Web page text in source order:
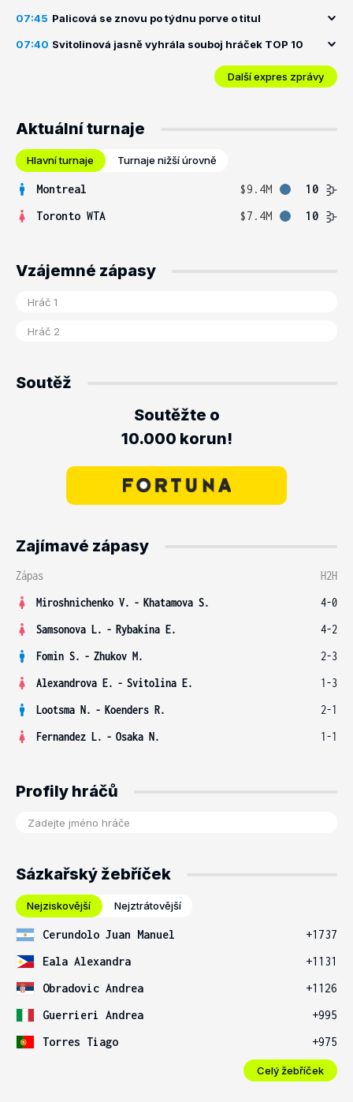
07:45 Palicová se znovu po týdnu porve o titul
07:40 Svitolinová jasně vyhrála souboj hráček TOP 10
Další expres zprávy
Aktuální turnaje
Hlavní turnaje Turnaje nižší úrovně
Montreal $9.4M
10
Toronto WTA
$7.4M 10
Vzájemné zápasy
Soutěž
Soutěžte o
10.000 korun!
Zajímavé zápasy
Zápas
H2H
Miroshnichenko V. - Khatamova S.
4-0
Samsonova L. - Rybakina E.
4-2
Fomin S. - Zhukov M.
2-3
Alexandrova E. - Svitolina E.
1-3
Lootsma N. - Koenders R.
2-1
Fernandez L. - Osaka N. 1-1
Profily hráčů
Sázkařský žebříček
Nejziskovější Nejztrátovější
Cerundolo Juan Manuel
+1737
Eala Alexandra
+1131
Obradovic Andrea
+1126
Guerrieri Andrea
+995
Torres Tiago
+975
Celý žebříček